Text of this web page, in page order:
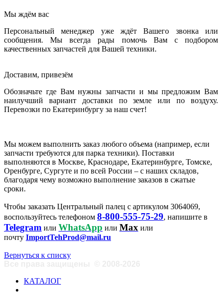
Мы ждём вас
Персональный менеджер уже ждёт Вашего звонка или
сообщения. Мы всегда рады помочь Вам с подбором
качественных запчастей для Вашей техники.
Доставим, привезём
Обозначьте где Вам нужны запчасти и мы предложим Вам
наилучший вариант доставки по земле или по воздуху.
Перевозки по Екатеринбургу за наш счет!
Мы можем выполнить заказ любого объема (например, если
запчасти требуются для парка техники). Поставки
выполняются в Москве, Краснодаре, Екатеринбурге, Томске,
Оренбурге, Сургуте и по всей России – с наших складов,
благодаря чему возможно выполнение заказов в сжатые
сроки.
Чтобы заказать Центральный палец с артикулом 3064069,
воспользуйтесь телефоном 8-800-555-75-29, напишите в
Telegram или WhatsApp или Max или
почту ImportTehProd@mail.ru
Вернуться к списку
КАТАЛОГ